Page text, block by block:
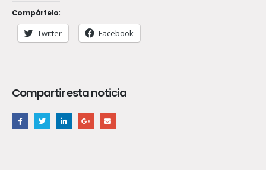
Compártelo:
Twitter Facebook
Compartir esta noticia